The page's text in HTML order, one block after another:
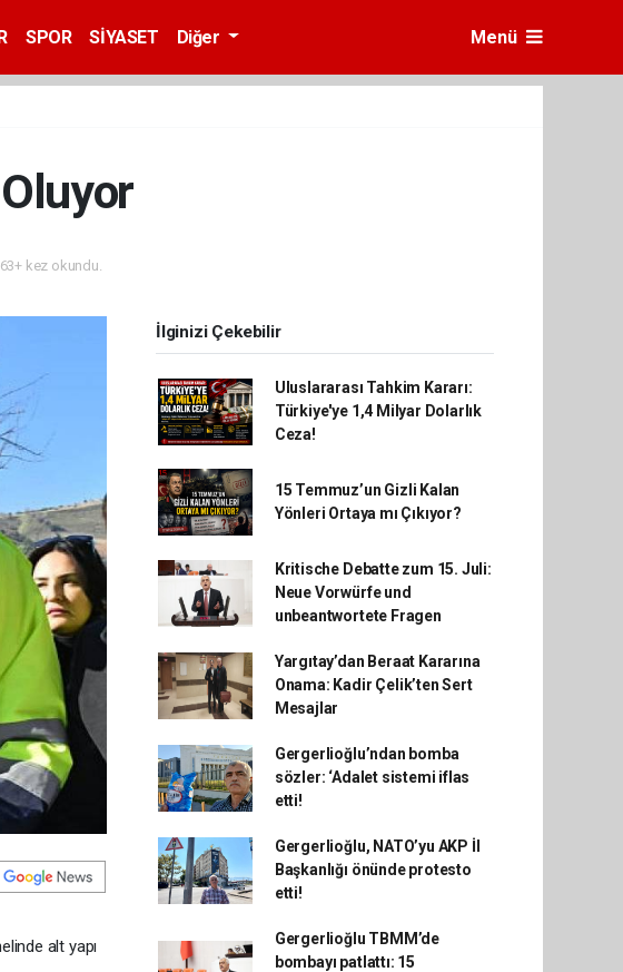
SPOR SİYASET Diğer Menü
kez okundu.
alt yapı
İlginizi Çekebilir
Uluslararası Tahkim Kararı:
Türkiye'ye 1,4 Milyar Dolarlık
Ceza!
15 Temmuz’un Gizli Kalan
Yönleri Ortaya mı Çıkıyor?
Kritische Debatte zum 15. Juli:
Neue Vorwürfe und
unbeantwortete Fragen
Yargıtay’dan Beraat Kararına
Onama: Kadir Çelik’ten Sert
Mesajlar
Gergerlioğlu’ndan bomba
sözler: ‘Adalet sistemi iflas
etti!
Gergerlioğlu, NATO’yu AKP İl
Başkanlığı önünde protesto
etti!
Gergerlioğlu TBMM’de
bombayı patlattı: 15